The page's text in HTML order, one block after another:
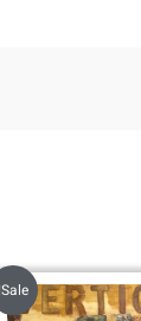
Sale!